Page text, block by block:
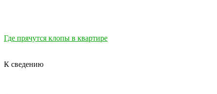
Где прячутся клопы в квартире
К сведению